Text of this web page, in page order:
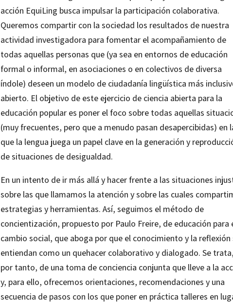
acción EquiLing busca impulsar la participación colaborativa.
Queremos compartir con la sociedad los resultados de nuestra
actividad investigadora para fomentar el acompañamiento de
todas aquellas personas que (ya sea en entornos de educación
formal o informal, en asociaciones o en colectivos de diversa
índole) deseen un modelo de ciudadanía lingüística más
abierto. El objetivo de este ejercicio de ciencia abierta para la
educación popular es poner el foco sobre todas aquellas
(muy frecuentes, pero que a menudo pasan desapercibidas) en
que la lengua juega un papel clave en la generación y
de situaciones de desigualdad.
En un intento de ir más allá y hacer frente a las situaciones
sobre las que llamamos la atención y sobre las cuales
estrategias y herramientas. Así, seguimos el método de
concientización, propuesto por Paulo Freire, de educación para
cambio social, que aboga por que el conocimiento y la reflexión
entiendan como un quehacer colaborativo y dialogado. Se trata,
por tanto, de una toma de conciencia conjunta que lleve a la
y, para ello, ofrecemos orientaciones, recomendaciones y una
secuencia de pasos con los que poner en práctica talleres en